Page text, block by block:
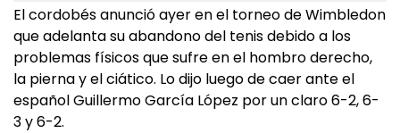
El cordobés anunció ayer en el torneo de Wimbledon
que adelanta su abandono del tenis debido a los
problemas físicos que sufre en el hombro derecho,
la pierna y el ciático. Lo dijo luego de caer ante el
español Guillermo García López por un claro 6-2, 6-
3 y 6-2.